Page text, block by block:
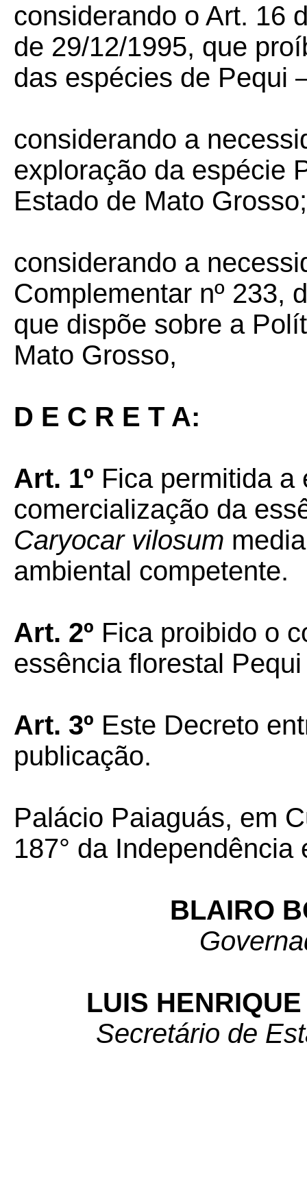
considerando o Art. 16
de 29/12/1995, que
das espécies de Pequi
considerando a
exploração da espécie
Estado de Mato Grosso;
considerando a
Complementar nº 233,
que dispõe sobre a
Mato Grosso,
D E C R E T A:
Art. 1º Fica permitida a
comercialização da
Caryocar vilosum
ambiental competente.
Art. 2º Fica proibido o
essência florestal
Art. 3º Este Decreto
publicação.
Palácio Paiaguás, em
187° da Independência
BLAIRO
LUIS
Secretário de